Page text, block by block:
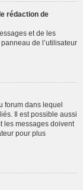
rédaction de
et de les
de l’utilisateur
forum dans lequel
Il est possible aussi
les messages doivent
pour plus